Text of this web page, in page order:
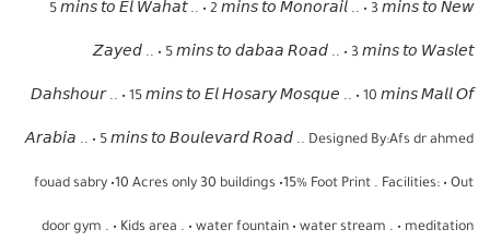
5 𝘮𝘪𝘯𝘴 𝘵𝘰 𝘌𝘭 𝘞𝘢𝘩𝘢𝘵 .. • 2 𝘮𝘪𝘯𝘴 𝘵𝘰 𝘔𝘰𝘯𝘰𝘳𝘢𝘪𝘭 .. • 3 𝘮𝘪𝘯𝘴 𝘵𝘰 𝘕𝘦𝘸
𝘡𝘢𝘺𝘦𝘥 .. • 5 𝘮𝘪𝘯𝘴 𝘵𝘰 𝘥𝘢𝘣𝘢𝘢 𝘙𝘰𝘢𝘥 .. • 3 𝘮𝘪𝘯𝘴 𝘵𝘰 𝘞𝘢𝘴𝘭𝘦𝘵
𝘋𝘢𝘩𝘴𝘩𝘰𝘶𝘳 .. • 15 𝘮𝘪𝘯𝘴 𝘵𝘰 𝘌𝘭 𝘏𝘰𝘴𝘢𝘳𝘺 𝘔𝘰𝘴𝘲𝘶𝘦 .. • 10 𝘮𝘪𝘯𝘴 𝘔𝘢𝘭𝘭 𝘖𝘧
𝘈𝘳𝘢𝘣𝘪𝘢 .. • 5 𝘮𝘪𝘯𝘴 𝘵𝘰 𝘉𝘰𝘶𝘭𝘦𝘷𝘢𝘳𝘥 𝘙𝘰𝘢𝘥 .. Designed By:Afs dr ahmed
fouad sabry •10 Acres only 30 buildings •15% Foot Print . Facilities: • Out
door gym . • Kids area . • water fountain • water stream . • meditation